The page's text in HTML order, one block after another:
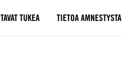
TAVAT TUKEA TIETOA AMNESTYSTA